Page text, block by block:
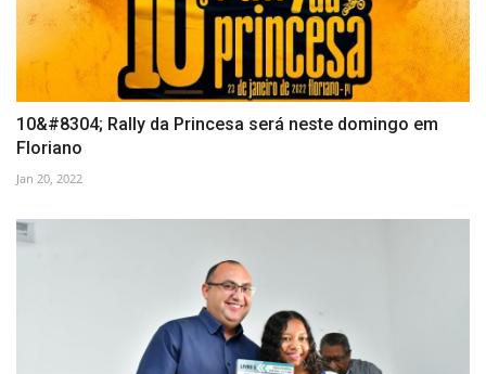
10&#8304; Rally da Princesa será neste domingo em
Floriano
Jan 20, 2022